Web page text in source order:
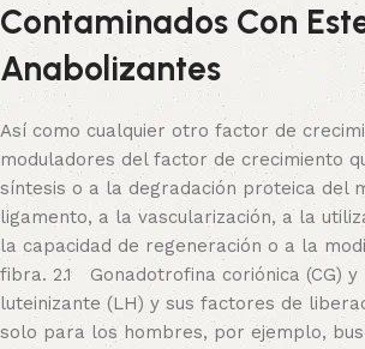
Contaminados Con
Anabolizantes
Así como cualquier otro factor de
moduladores del factor de crecimiento
síntesis o a la degradación proteica del
ligamento, a la vascularización, a la
la capacidad de regeneración o a la
fibra. 2.1 Gonadotrofina coriónica (CG) y
luteinizante (LH) y sus factores de
solo para los hombres, por ejemplo,